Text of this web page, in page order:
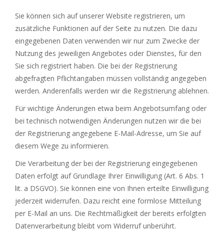
Sie können sich auf unserer Website registrieren, um
zusätzliche Funktionen auf der Seite zu nutzen. Die dazu
eingegebenen Daten verwenden wir nur zum Zwecke der
Nutzung des jeweiligen Angebotes oder Dienstes, für den
Sie sich registriert haben. Die bei der Registrierung
abgefragten Pflichtangaben müssen vollständig angegeben
werden. Anderenfalls werden wir die Registrierung ablehnen.
Für wichtige Änderungen etwa beim Angebotsumfang oder
bei technisch notwendigen Änderungen nutzen wir die bei
der Registrierung angegebene E-Mail-Adresse, um Sie auf
diesem Wege zu informieren.
Die Verarbeitung der bei der Registrierung eingegebenen
Daten erfolgt auf Grundlage Ihrer Einwilligung (Art. 6 Abs. 1
lit. a DSGVO). Sie können eine von Ihnen erteilte Einwilligung
jederzeit widerrufen. Dazu reicht eine formlose Mitteilung
per E-Mail an uns. Die Rechtmäßigkeit der bereits erfolgten
Datenverarbeitung bleibt vom Widerruf unberührt.